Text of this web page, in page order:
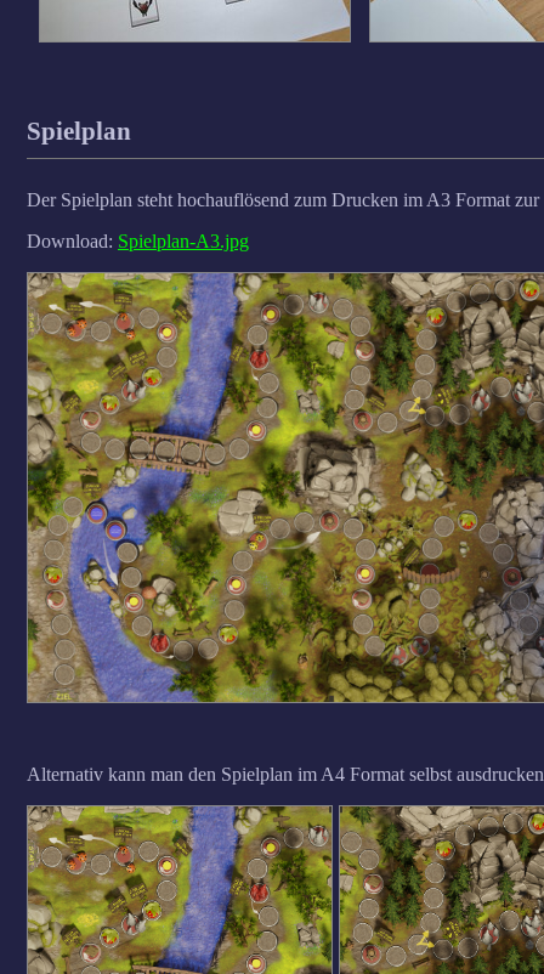
Spielplan
Der Spielplan steht hochauflösend zum Drucken im A3 Format
Download: Spielplan-A3.jpg
Alternativ kann man den Spielplan im A4 Format selbst